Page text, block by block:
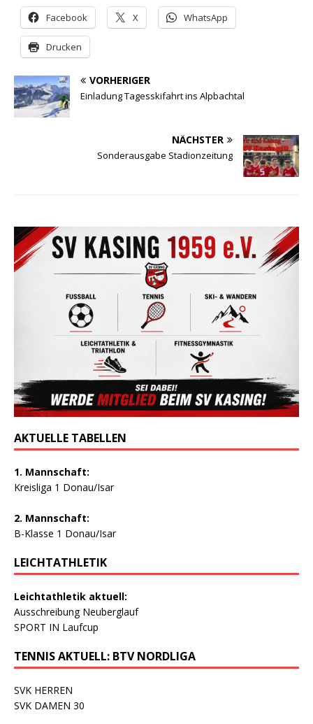
Facebook X WhatsApp
Drucken
VORHERIGER
Einladung Tagesskifahrt ins Alpbachtal
NÄCHSTER
Sonderausgabe Stadionzeitung
AKTUELLE TABELLEN
1. Mannschaft:
Kreisliga 1 Donau/Isar
2. Mannschaft:
B-Klasse 1 Donau/Isar
LEICHTATHLETIK
Leichtathletik aktuell:
Ausschreibung Neuberglauf
SPORT IN Laufcup
TENNIS AKTUELL: BTV NORDLIGA
SVK HERREN
SVK DAMEN 30